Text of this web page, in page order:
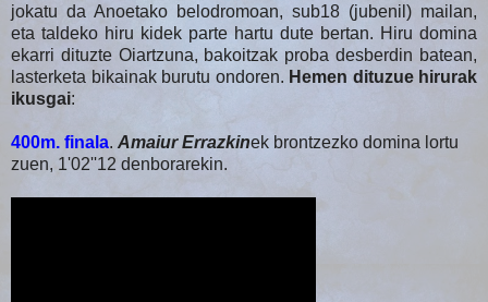
jokatu da Anoetako belodromoan, sub18 (jubenil) mailan,
eta taldeko hiru kidek parte hartu dute bertan. Hiru domina
ekarri dituzte Oiartzuna, bakoitzak proba desberdin batean,
lasterketa bikainak burutu ondoren. Hemen dituzue hirurak
ikusgai:
400m. finala. Amaiur Errazkinek brontzezko domina lortu
zuen, 1'02''12 denborarekin.